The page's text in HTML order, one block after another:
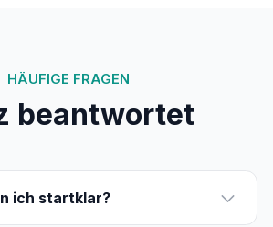
HÄUFIGE FRAGEN
beantwortet
ich startklar?